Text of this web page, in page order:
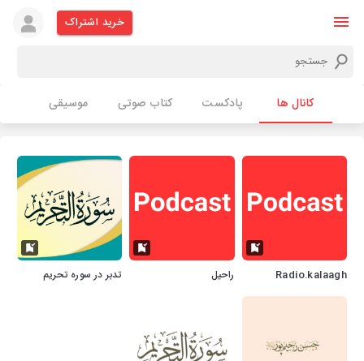
خرید اشتراک
کانال ها پادکست کتاب صوتی موسیقی
Radio.kalaagh راحیل تدبر در سوره تحریم